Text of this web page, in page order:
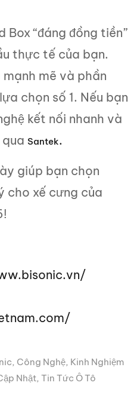
“đáng đồng tiền”
thực tế của bạn.
mạnh mẽ và phần
chọn số 1. Nếu bạn
kết nối nhanh và
Santek.
giúp bạn chọn
cho xế cưng của
, Công Nghệ, Kinh Nghiệm
Nhật, Tin Tức Ô Tô